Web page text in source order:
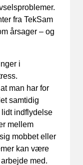
fra TekSam
årsager – og
i
man har for
samtidig
lidt indflydelse
mellem
mobbet eller
kan være
med.